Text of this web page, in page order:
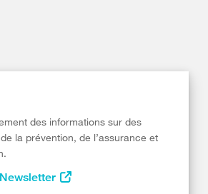
des informations sur des
la prévention, de l’assurance et